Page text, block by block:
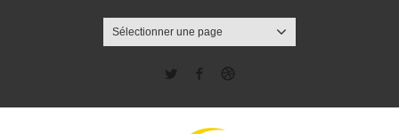
Sélectionner une page
Twitter Facebook